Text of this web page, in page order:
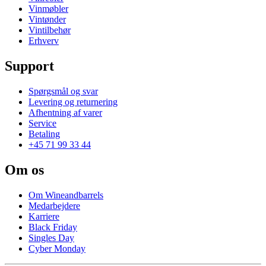
Vinmøbler
Vintønder
Vintilbehør
Erhverv
Support
Spørgsmål og svar
Levering og returnering
Afhentning af varer
Service
Betaling
+45 71 99 33 44
Om os
Om Wineandbarrels
Medarbejdere
Karriere
Black Friday
Singles Day
Cyber Monday